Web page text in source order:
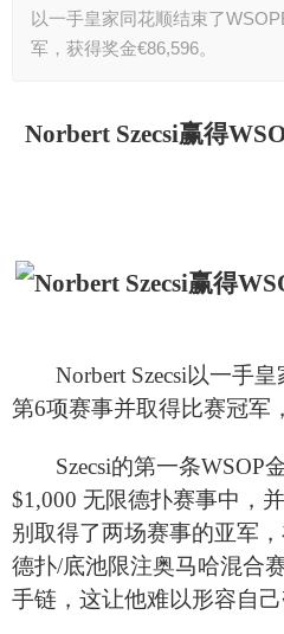
以一手皇家同花顺结束了
军，获得奖金€86,596。
Norbert Szecsi赢得
Norbert Szecsi以一手皇
第6项赛事并取得比赛冠军
Szecsi的第一条WSOP
$1,000 无限德扑赛事中，
别取得了两场赛事的亚军
德扑/底池限注奥马哈混合
手链，这让他难以形容自己